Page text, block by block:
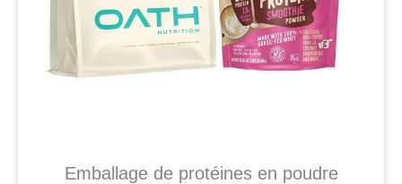
Emballage de protéines en poudre